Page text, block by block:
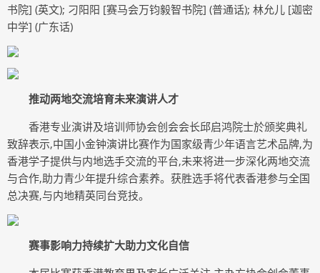
书院] (英文); 刁阳阳 [赛马会万钧毅智书院] (普通话); 林允儿 [迦密
中学] (广东话)
推动两地交流培育未来演讲人才
香港专业演讲及培训师协会创会会长邱启鸿院士於颁奖典礼
致辞表示,中国小金钟演讲比赛作为国家级青少年语言艺术品牌,为
香港学子提供与内地选手交流的平台,未来将进一步深化两地交流
与合作,助力青少年提升综合素养。获胜选手将代表香港参与全国
总决赛,与内地精英同台竞技。
赛事影响力持续扩大助力文化自信